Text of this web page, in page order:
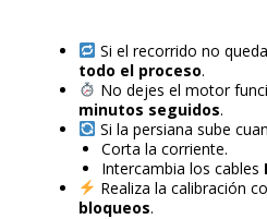
Si el recorrido no
todo el proceso.
No dejes el motor
minutos seguidos.
Si la persiana sube
Corta la corriente.
Intercambia los cables
Realiza la calibración
bloqueos.